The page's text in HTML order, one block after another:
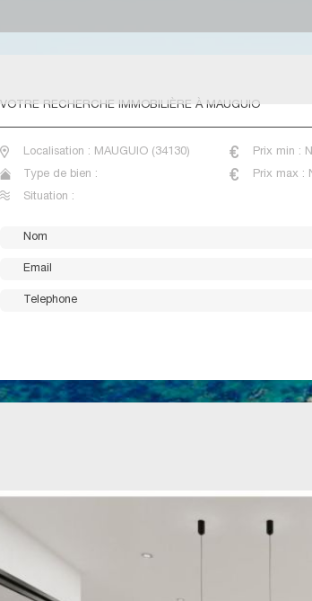
VOTRE RECHERCHE IMMOBILIÈRE À MAUGUIO
Localisation : MAUGUIO (34130) Prix min :
Type de bien : Prix max :
Situation :